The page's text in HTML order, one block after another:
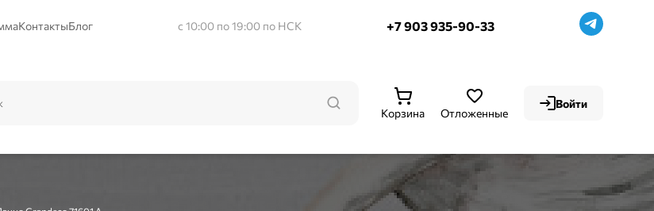
КонтактыБлог с 10:00 по 19:00 по НСК +7 903 935-90-33
Отложенные
Корзина
Войти